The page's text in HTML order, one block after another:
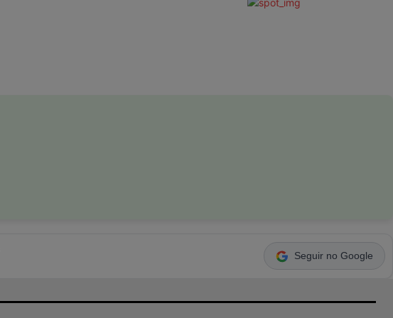
Seguir no Google